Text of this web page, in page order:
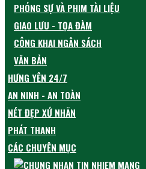
PHÓNG SỰ VÀ PHIM TÀI LIỆU
GIAO LƯU - TỌA ĐÀM
CÔNG KHAI NGÂN SÁCH
VĂN BẢN
HƯNG YÊN 24/7
AN NINH - AN TOÀN
NÉT ĐẸP XỨ NHÃN
PHÁT THANH
CÁC CHUYÊN MỤC